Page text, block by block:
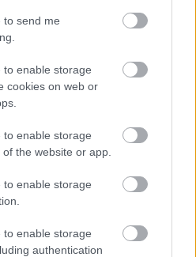
to send me
to enable storage
cookies on web or
to enable storage
the website or app.
to enable storage
to enable storage
authentication
Hírek
a Puskás Akadémia
2025.08.05.